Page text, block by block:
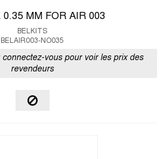
0.35 MM FOR AIR 003
BELKITS
BELAIR003-NO035
connectez-vous pour voir les prix des
revendeurs